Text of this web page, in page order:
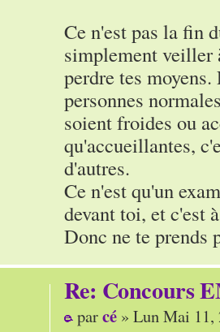
Ce n'est pas la fin
simplement veiller
perdre tes
personnes
soient froides ou
qu'accueillantes,
d'autres.
Ce n'est qu'un
devant toi, et c'est
Donc ne te prends
Re: Concours
parcé » Lun Mai 11,